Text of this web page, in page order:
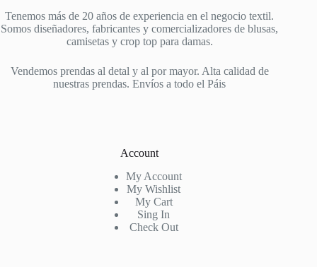
Tenemos más de 20 años de experiencia en el negocio textil.
Somos diseñadores, fabricantes y comercializadores de blusas,
camisetas y crop top para damas.
Vendemos prendas al detal y al por mayor. Alta calidad de
nuestras prendas. Envíos a todo el Páis
Account
My Account
My Wishlist
My Cart
Sing In
Check Out